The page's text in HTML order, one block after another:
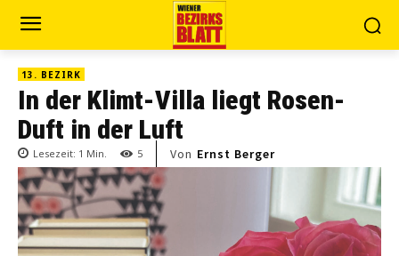
13. BEZIRK
In der Klimt-Villa liegt Rosen-
Duft in der Luft
Lesezeit: 1 Min. 5 Von Ernst Berger